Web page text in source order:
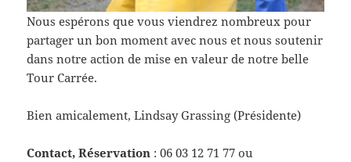
Nous espérons que vous viendrez nombreux pour
partager un bon moment avec nous et nous soutenir
dans notre action de mise en valeur de notre belle
Tour Carrée.
Bien amicalement, Lindsay Grassing (Présidente)
Contact, Réservation : 06 03 12 71 77 ou